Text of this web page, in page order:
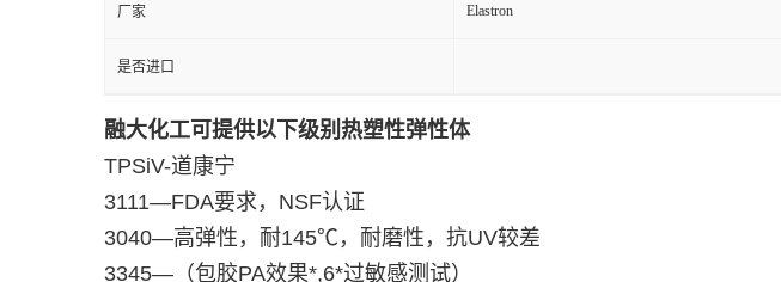
厂家 Elastron
是否进口
融大化工可提供以下级别热塑性弹性体
TPSiV-道康宁
3111—FDA要求， NSF认证
3040—高弹性，耐145℃，耐磨性，抗UV较差
3345—（包胶PA效果*,6*过敏感测试）